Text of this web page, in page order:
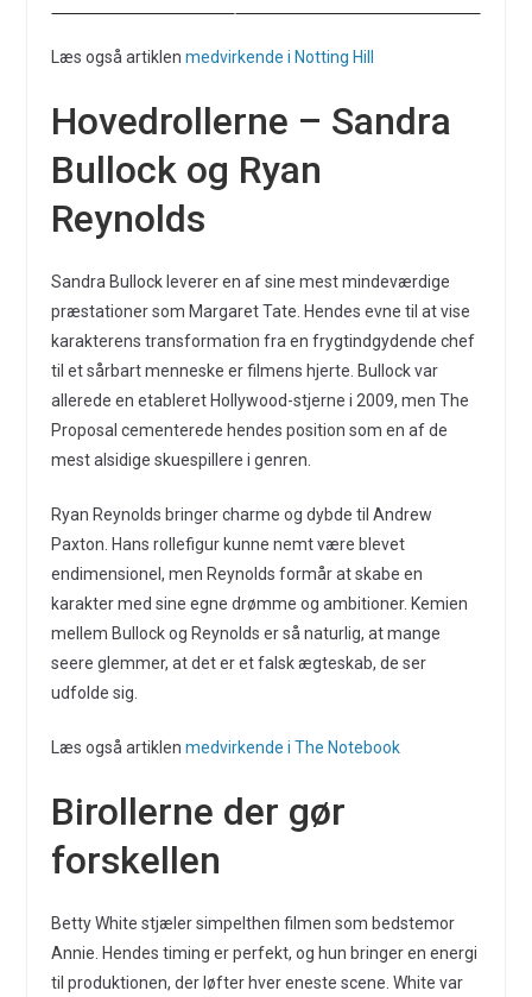
Læs også artiklen medvirkende i Notting Hill
Hovedrollerne – Sandra
Bullock og Ryan
Reynolds
Sandra Bullock leverer en af sine mest mindeværdige
præstationer som Margaret Tate. Hendes evne til at vise
karakterens transformation fra en frygtindgydende chef
til et sårbart menneske er filmens hjerte. Bullock var
allerede en etableret Hollywood-stjerne i 2009, men The
Proposal cementerede hendes position som en af de
mest alsidige skuespillere i genren.
Ryan Reynolds bringer charme og dybde til Andrew
Paxton. Hans rollefigur kunne nemt være blevet
endimensionel, men Reynolds formår at skabe en
karakter med sine egne drømme og ambitioner. Kemien
mellem Bullock og Reynolds er så naturlig, at mange
seere glemmer, at det er et falsk ægteskab, de ser
udfolde sig.
Læs også artiklen medvirkende i The Notebook
Birollerne der gør
forskellen
Betty White stjæler simpelthen filmen som bedstemor
Annie. Hendes timing er perfekt, og hun bringer en energi
til produktionen, der løfter hver eneste scene. White var